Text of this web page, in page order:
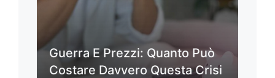
Guerra E Prezzi: Quanto Può
Costare Davvero Questa Crisi